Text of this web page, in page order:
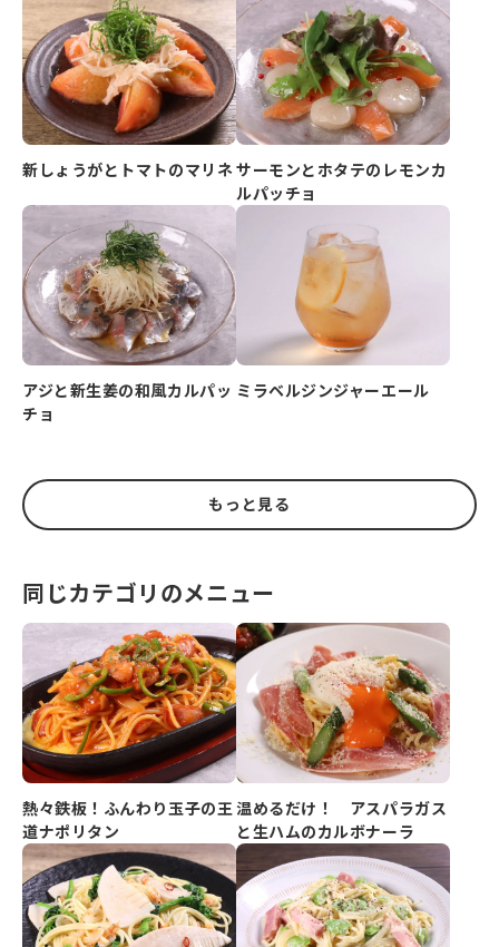
新しょうがとトマトのマリネサーモンとホタテのレモンカ
ルパッチョ
アジと新生姜の和風カルパッ
チョ
ミラベルジンジャーエール
もっと見る
同じカテゴリのメニュー
熱々鉄板！ふんわり玉子の王
道ナポリタン
温めるだけ！ アスパラガス
と生ハムのカルボナーラ